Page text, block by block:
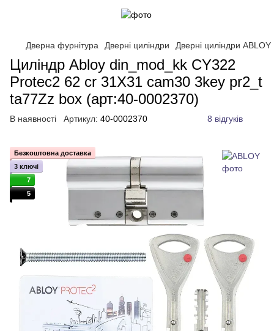
Дверна фурнітура Дверні циліндри Дверні циліндри ABLOY
Циліндр Abloy din_mod_kk CY322
Protec2 62 cr 31X31 cam30 3key pr2_t
ta77Zz box (арт:40-0002370)
В наявності Артикул: 40-0002370 8 відгуків
Безкоштовна доставка
3 ключі
7
5